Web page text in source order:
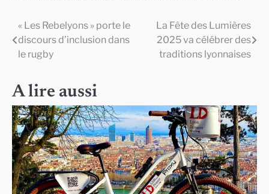
Navigation
de
« Les Rebelyons » porte le
discours d’inclusion dans
le rugby
La Fête des Lumières
2025 va célébrer des
traditions lyonnaises
A lire aussi